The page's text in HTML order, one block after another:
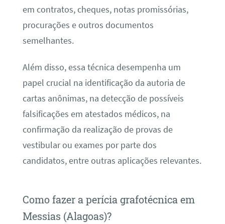
em contratos, cheques, notas promissórias,
procurações e outros documentos
semelhantes.
Além disso, essa técnica desempenha um
papel crucial na identificação da autoria de
cartas anônimas, na detecção de possíveis
falsificações em atestados médicos, na
confirmação da realização de provas de
vestibular ou exames por parte dos
candidatos, entre outras aplicações relevantes.
Como fazer a perícia grafotécnica em
Messias (Alagoas)?